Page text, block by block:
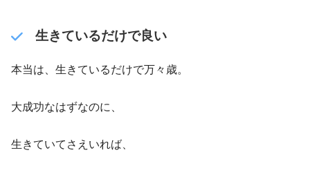
生きているだけで良い
本当は、生きているだけで万々歳。
大成功なはずなのに、
生きていてさえいれば、